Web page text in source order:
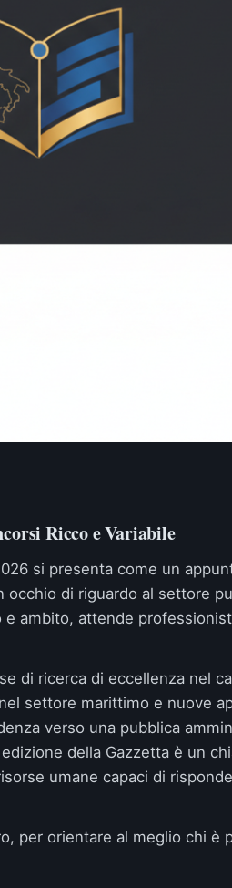
Ricco e Variabile
si presenta come un
di riguardo al settore
ambito, attende
di ricerca di eccellenza nel
settore marittimo e nuove
verso una pubblica
della Gazzetta è un
umane capaci di
per orientare al meglio chi è